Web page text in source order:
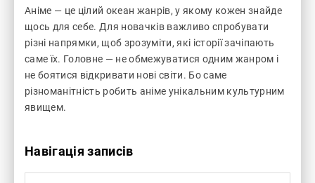
Аніме — це цілий океан жанрів, у якому кожен знайде
щось для себе. Для новачків важливо спробувати
різні напрямки, щоб зрозуміти, які історії зачіпають
саме їх. Головне — не обмежуватися одним жанром і
не боятися відкривати нові світи. Бо саме
різноманітність робить аніме унікальним культурним
явищем.
Навігація записів